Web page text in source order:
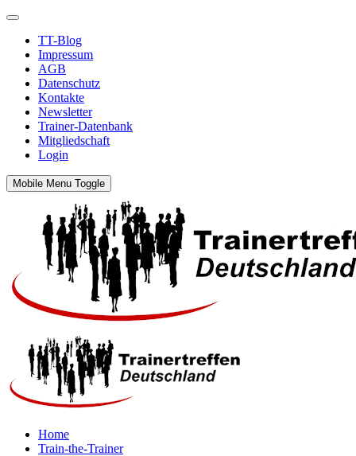
TT-Blog
Impressum
AGB
Datenschutz
Kontakte
Newsletter
Trainer-Datenbank
Mitgliedschaft
Login
Mobile Menu Toggle
Home
Train-the-Trainer